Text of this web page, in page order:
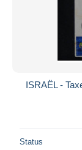
ISRAËL -
Status